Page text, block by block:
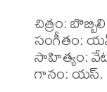
చిత్రం:
సంగీతం:
సాహిత్యం:
గానం: యస్.